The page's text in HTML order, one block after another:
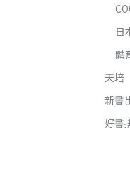
日
體
天培
新書
好書